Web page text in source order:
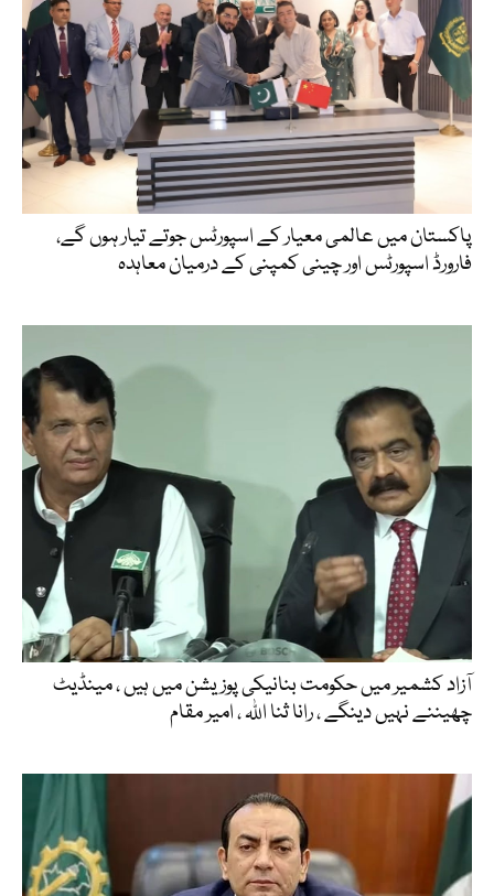
پاکستان میں عالمی معیار کے اسپورٹس جوتے تیار ہوں گے،
فارورڈ اسپورٹس اور چینی کمپنی کے درمیان معاہدہ
آزاد کشمیر میں حکومت بنانیکی پوزیشن میں ہیں ، مینڈیٹ
چھیننے نہیں دینگے ، رانا ثنا اللہ ، امیر مقام